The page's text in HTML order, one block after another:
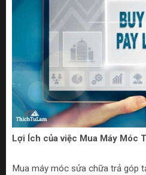
Lợi Ích của việc Mua Máy Móc
Mua máy móc sửa chữa trả góp